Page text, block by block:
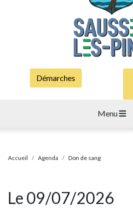
Démarches
Menu
Accueil Agenda Don de sang
Le 09/07/2026